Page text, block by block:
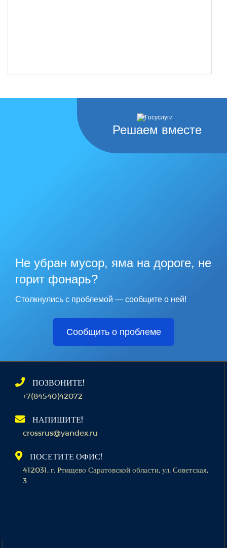
Решаем вместе
Не убран мусор, яма на дороге, не
горит фонарь?
Столкнулись с проблемой — сообщите о ней!
Сообщить о проблеме
ПОЗВОНИТЕ!
+7(84540)42072
НАПИШИТЕ!
crossrus@yandex.ru
ПОСЕТИТЕ ОФИС!
412031, г. Ртищево Саратовской области, ул. Советская,
3